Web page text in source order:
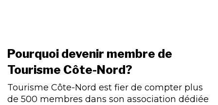
Pourquoi devenir membre de
Tourisme Côte-Nord?
Tourisme Côte-Nord est fier de compter plus
de 500 membres dans son association dédiée